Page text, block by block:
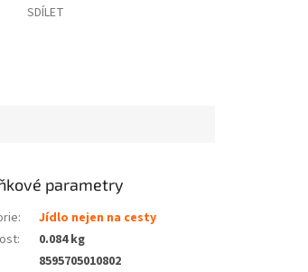
SDÍLET
parametry
:
Jídlo nejen na cesty
:
0.084 kg
8595705010802